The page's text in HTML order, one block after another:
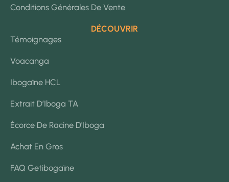
Conditions Générales De Vente
DÉCOUVRIR
Témoignages
Voacanga
Ibogaïne HCL
Extrait D’Iboga TA
Écorce De Racine D'Iboga
Achat En Gros
FAQ Getibogaïne